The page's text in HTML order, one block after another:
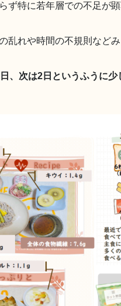
ず特に若年層での不足が
乱れや時間の不規則など
、次は2日というふうに